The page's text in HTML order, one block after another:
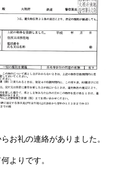
お礼の連絡がありました。
よりです。